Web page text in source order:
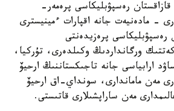
قازاقستان رەسپۋبليكاسى پرەمەر-
- مادەنيەت جانە اقپارات ءمينيسترى
رەسپۋبليكاسى پرەزيدەنتى
ورگانداردىڭ وكىلدەرى، تۇركيا،
ارابياسى جانە تاجىكستاننىڭ ارحيۆ
مەن ماماندارى، سونداي-اق ارحيۆ
مەن ساراپشىلارى قاتىستى.